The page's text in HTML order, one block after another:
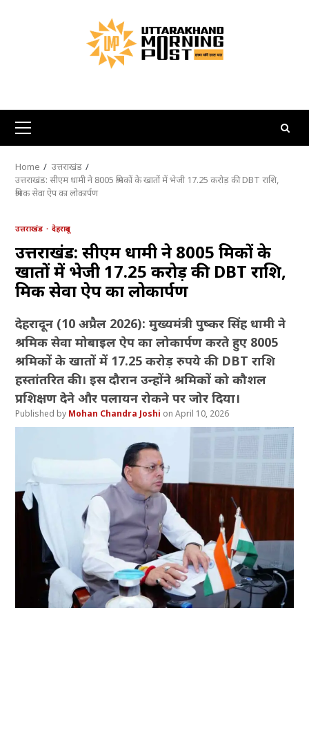
Primary
Menu
Home
उत्तराखंड
उत्तराखंड: सीएम धामी ने 8005 श्रमिकों के खातों में भेजी 17.25 करोड़ की DBT राशि,
श्रमिक सेवा ऐप का लोकार्पण
उत्तराखंड देहरादून
उत्तराखंड: सीएम धामी ने 8005 श्रमिकों के
खातों में भेजी 17.25 करोड़ की DBT राशि,
श्रमिक सेवा ऐप का लोकार्पण
देहरादून (10 अप्रैल 2026): मुख्यमंत्री पुष्कर सिंह धामी ने
श्रमिक सेवा मोबाइल ऐप का लोकार्पण करते हुए 8005
श्रमिकों के खातों में 17.25 करोड़ रुपये की DBT राशि
हस्तांतरित की। इस दौरान उन्होंने श्रमिकों को कौशल
प्रशिक्षण देने और पलायन रोकने पर जोर दिया।
Mohan Chandra Joshi April 10, 2026